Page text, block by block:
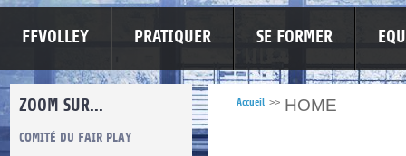
FFVOLLEY PRATIQUER SE FORMER
ZOOM SUR...
LUTTE CONTRE LES VIOLENCES
Accueil >> HOME